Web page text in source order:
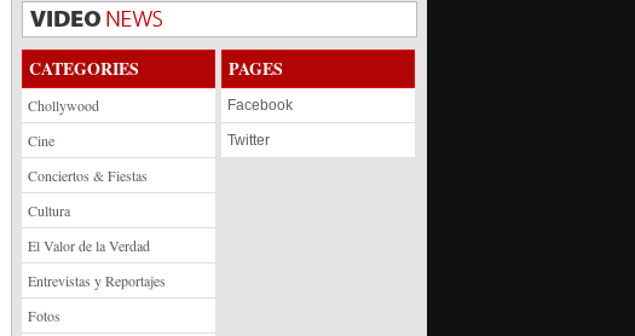
CATEGORIES
Chollywood
Cine
Conciertos & Fiestas
Cultura
El Valor de la Verdad
Entrevistas y Reportajes
Fotos
PAGES
Facebook
Twitter